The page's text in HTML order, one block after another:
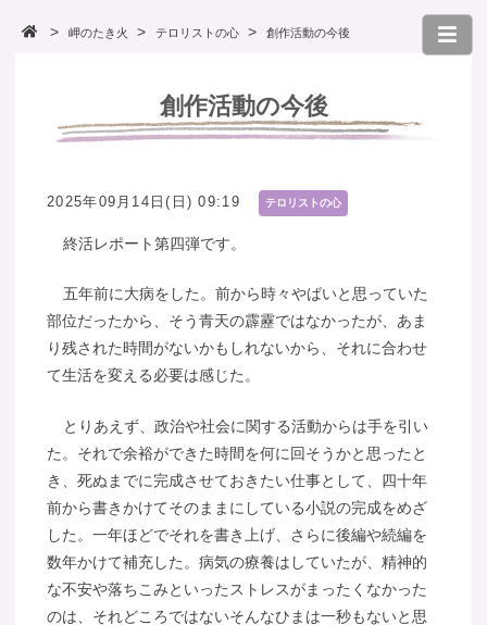
岬のたき火 テロリストの心 創作活動の今後
創作活動の今後
2025年09月14日(日) 09:19 テロリストの心
終活レポート第四弾です。
五年前に大病をした。前から時々やばいと思っていた
部位だったから、そう青天の霹靂ではなかったが、あま
り残された時間がないかもしれないから、それに合わせ
て生活を変える必要は感じた。
とりあえず、政治や社会に関する活動からは手を引い
た。それで余裕ができた時間を何に回そうかと思ったと
き、死ぬまでに完成させておきたい仕事として、四十年
前から書きかけてそのままにしている小説の完成をめざ
した。一年ほどでそれを書き上げ、さらに後編や続編を
数年かけて補充した。病気の療養はしていたが、精神的
な不安や落ちこみといったストレスがまったくなかった
のは、それどころではないそんなひまは一秒もないと思